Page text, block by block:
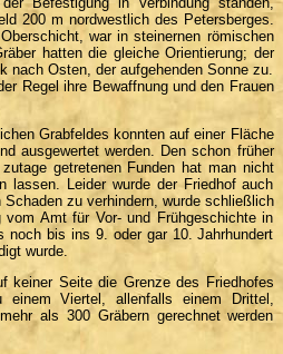
200 m nordwestlich des Petersberges.
war in steinernen römischen
hatten die gleiche Orientierung; der
nach Osten, der aufgehenden Sonne zu.
Regel ihre Bewaffnung und den Frauen
Grabfeldes konnten auf einer Fläche
ausgewertet werden. Den schon früher
getretenen Funden hat man nicht
lassen. Leider wurde der Friedhof auch
zu verhindern, wurde schließlich
vom Amt für Vor- und Frühgeschichte in
noch bis ins 9. oder gar 10. Jahrhundert
wurde.
keiner Seite die Grenze des Friedhofes
Viertel, allenfalls einem Drittel,
als 300 Gräbern gerechnet werden